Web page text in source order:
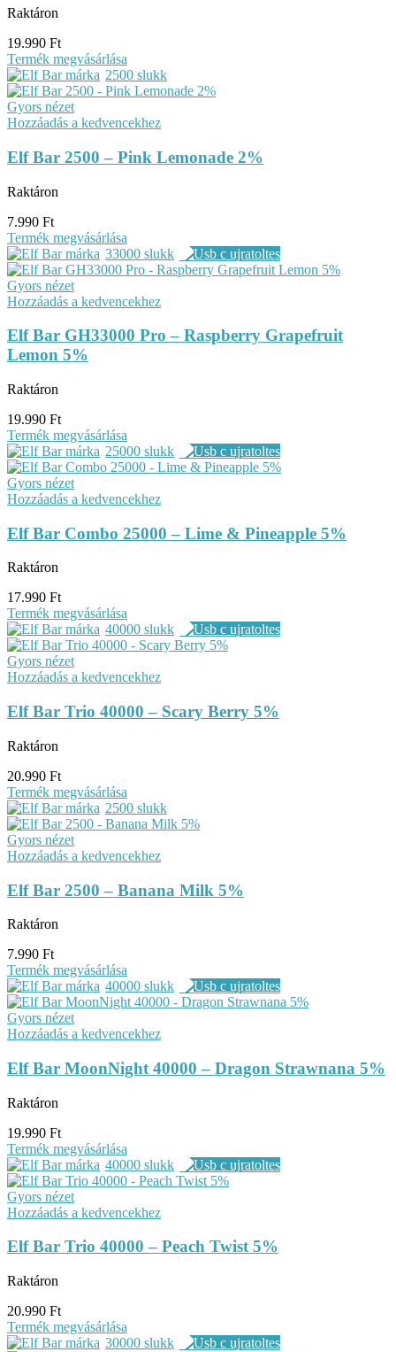
Raktáron
19.990 Ft
Termék megvásárlása
2500 slukk
Gyors nézet
Hozzáadás a kedvencekhez
Elf Bar 2500 – Pink Lemonade 2%
Raktáron
7.990 Ft
Termék megvásárlása
33000 slukk
Gyors nézet
Hozzáadás a kedvencekhez
Elf Bar GH33000 Pro – Raspberry Grapefruit
Lemon 5%
Raktáron
19.990 Ft
Termék megvásárlása
25000 slukk
Gyors nézet
Hozzáadás a kedvencekhez
Elf Bar Combo 25000 – Lime & Pineapple 5%
Raktáron
17.990 Ft
Termék megvásárlása
40000 slukk
Gyors nézet
Hozzáadás a kedvencekhez
Elf Bar Trio 40000 – Scary Berry 5%
Raktáron
20.990 Ft
Termék megvásárlása
2500 slukk
Gyors nézet
Hozzáadás a kedvencekhez
Elf Bar 2500 – Banana Milk 5%
Raktáron
7.990 Ft
Termék megvásárlása
40000 slukk
Gyors nézet
Hozzáadás a kedvencekhez
Elf Bar MoonNight 40000 – Dragon Strawnana 5%
Raktáron
19.990 Ft
Termék megvásárlása
40000 slukk
Gyors nézet
Hozzáadás a kedvencekhez
Elf Bar Trio 40000 – Peach Twist 5%
Raktáron
20.990 Ft
Termék megvásárlása
30000 slukk